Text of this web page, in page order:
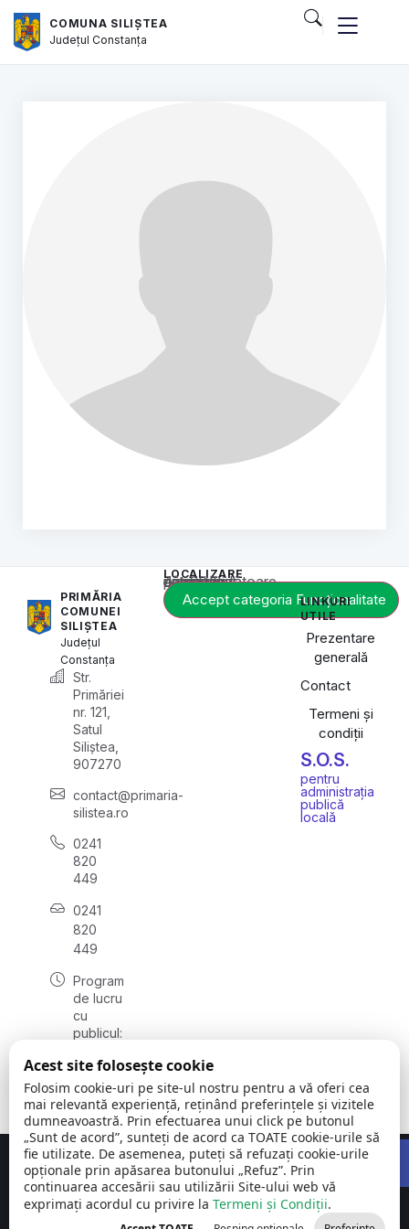
COMUNA SILIȘTEA
JudețulConstanța
PRIMĂRIA
COMUNEI
SILIȘTEA
Județul
Constanța
Str.
Primăriei
nr. 121,
Satul
Siliștea,
907270
contact@primaria-
silistea.ro
0241
820
449
0241
820
449
Program
de lucru
cu
publicul:
vineri
08:00 –
16:00
LOCALIZARE
Acest conținut este blocat până când acceptați categoria corespunzătoare de cookie-uri.
Accept categoria Funcționalitate
LINKURI
UTILE
Prezentare
generală
Contact
Termeni și
condiții
S.O.S.
pentru
administrația
publică
locală
Comuna Siliștea©
2026
Toate
drepturile
Concept realizat deBig Media Relații Publice SRL
Acest site folosește cookie
Folosim cookie-uri pe site-ul nostru pentru a vă oferi cea
mai relevantă experiență, reținând preferințele și vizitele
dumneavoastră. Prin efectuarea unui click pe butonul
„Sunt de acord”, sunteți de acord ca TOATE cookie-urile să
fie utilizate. De asemenea, puteți să refuzați cookie-urile
opționale prin apăsarea butonului „Refuz”. Prin
continuarea accesării sau utilizării Site-ului web vă
exprimați acordul cu privire la Termeni și Condiții.